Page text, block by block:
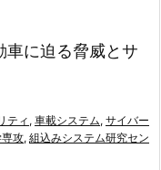
車に迫る脅威とサ
ティ, 車載システム, サイバー
攻, 組込みシステム研究セン